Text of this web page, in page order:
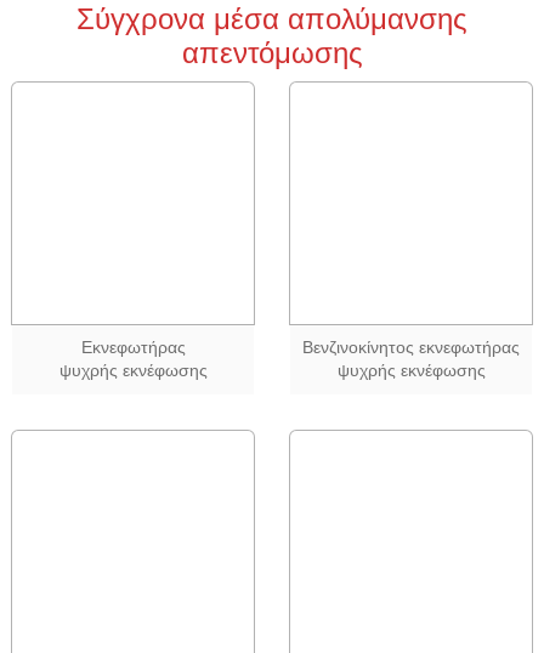
Σύγχρονα μέσα απολύμανσης
απεντόμωσης
Εκνεφωτήρας
ψυχρής εκνέφωσης
Βενζινοκίνητος εκνεφωτήρας
ψυχρής εκνέφωσης